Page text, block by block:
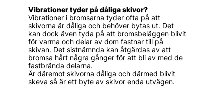
Vibrationer tyder på dåliga skivor?
Vibrationer i bromsarna tyder ofta på att
skivorna är dåliga och behöver bytas ut. Det
kan dock även tyda på att bromsbeläggen blivit
för varma och delar av dom fastnar till på
skivan. Det sistnämnda kan åtgärdas av att
bromsa hårt några gånger för att bli av med de
fastbrända delarna.
Är däremot skivorna dåliga och därmed blivit
skeva så är ett byte av skivor enda utvägen.